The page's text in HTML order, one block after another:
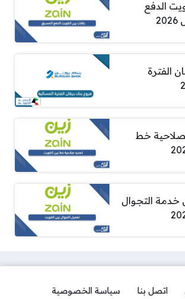
الدفع
الفترة
صلاحية خط
التجوال
اتصل بنا سياسة الخصوصية